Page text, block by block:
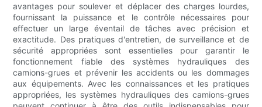
avantages pour soulever et déplacer des charges lourdes,
fournissant la puissance et le contrôle nécessaires pour
effectuer un large éventail de tâches avec précision et
exactitude. Des pratiques d'entretien, de surveillance et de
sécurité appropriées sont essentielles pour garantir le
fonctionnement fiable des systèmes hydrauliques des
camions-grues et prévenir les accidents ou les dommages
aux équipements. Avec les connaissances et les pratiques
appropriées, les systèmes hydrauliques des camions-grues